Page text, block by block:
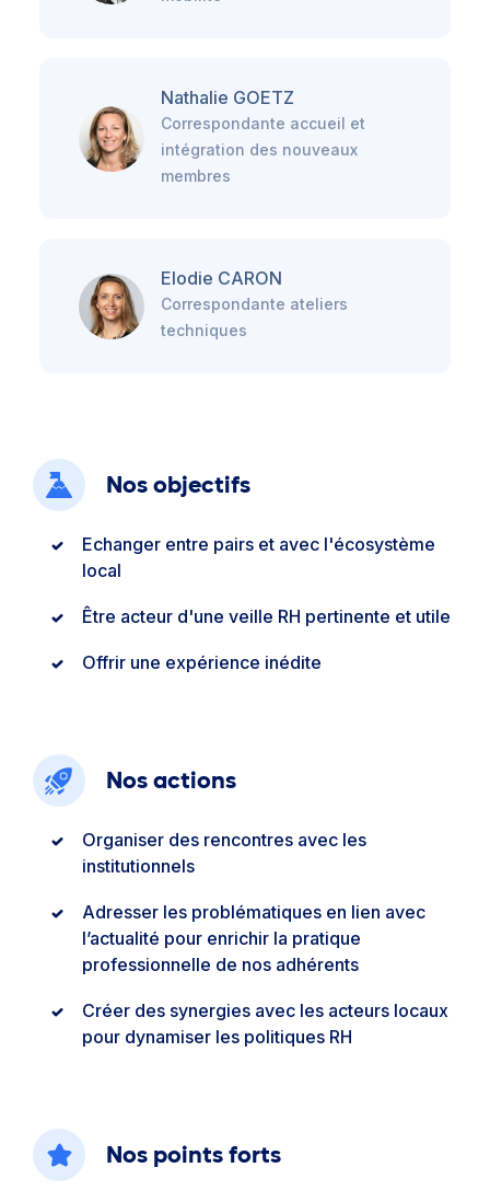
Nathalie GOETZ
Correspondante accueil et
intégration des nouveaux
membres
Elodie CARON
Correspondante ateliers
techniques
Nos objectifs
Echanger entre pairs et avec l'écosystème
local
Être acteur d'une veille RH pertinente et utile
Offrir une expérience inédite
Nos actions
Organiser des rencontres avec les
institutionnels
Adresser les problématiques en lien avec
l’actualité pour enrichir la pratique
professionnelle de nos adhérents
Créer des synergies avec les acteurs locaux
pour dynamiser les politiques RH
Nos points forts